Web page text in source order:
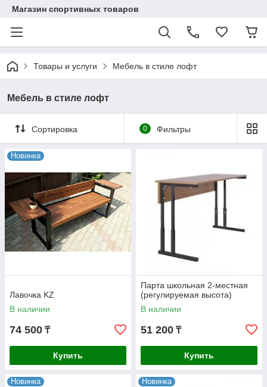
Магазин спортивных товаров
Товары и услуги Мебель в стиле лофт
Мебель в стиле лофт
Сортировка 0 Фильтры
Новинка
Лавочка KZ
В наличии
74 500 ₸
Купить
Парта школьная 2-местная
(регулируемая высота)
В наличии
51 200 ₸
Купить
Новинка Новинка